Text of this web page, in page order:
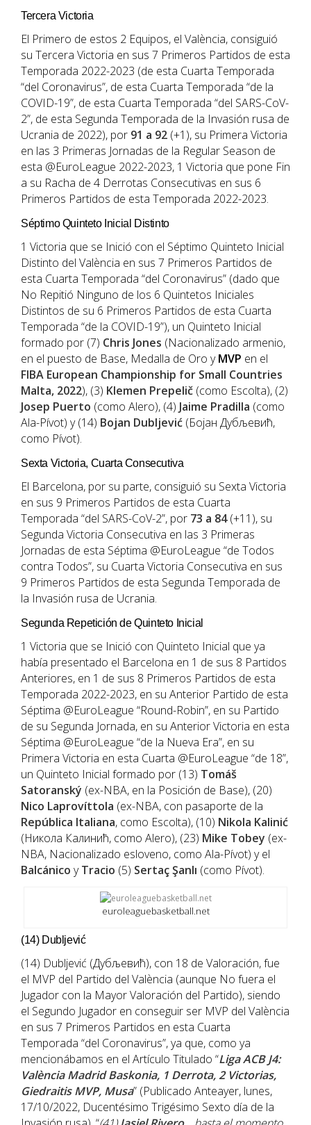
Tercera Victoria
El Primero de estos 2 Equipos, el València, consiguió
su Tercera Victoria en sus 7 Primeros Partidos de esta
Temporada 2022-2023 (de esta Cuarta Temporada
“del Coronavirus”, de esta Cuarta Temporada “de la
COVID-19”, de esta Cuarta Temporada “del SARS-CoV-
2”, de esta Segunda Temporada de la Invasión rusa de
Ucrania de 2022), por 91 a 92 (+1), su Primera Victoria
en las 3 Primeras Jornadas de la Regular Season de
esta @EuroLeague 2022-2023, 1 Victoria que pone Fin
a su Racha de 4 Derrotas Consecutivas en sus 6
Primeros Partidos de esta Temporada 2022-2023.
Séptimo Quinteto Inicial Distinto
1 Victoria que se Inició con el Séptimo Quinteto Inicial
Distinto del València en sus 7 Primeros Partidos de
esta Cuarta Temporada “del Coronavirus” (dado que
No Repitió Ninguno de los 6 Quintetos Iniciales
Distintos de su 6 Primeros Partidos de esta Cuarta
Temporada “de la COVID-19”), un Quinteto Inicial
formado por (7) Chris Jones (Nacionalizado armenio,
en el puesto de Base, Medalla de Oro yMVP en el
FIBA European Championship for Small Countries
Malta, 2022), (3) Klemen Prepelič (como Escolta), (2)
Josep Puerto (como Alero), (4) Jaime Pradilla (como
Ala-Pívot) y (14) Bojan Dubljević (Бојан Дубљевић,
como Pívot).
Sexta Victoria, Cuarta Consecutiva
El Barcelona, por su parte, consiguió su Sexta Victoria
en sus 9 Primeros Partidos de esta Cuarta
Temporada “del SARS-CoV-2”, por 73 a 84(+11), su
Segunda Victoria Consecutiva en las 3 Primeras
Jornadas de esta Séptima @EuroLeague “de Todos
contra Todos”, su Cuarta Victoria Consecutiva en sus
9 Primeros Partidos de esta Segunda Temporada de
la Invasión rusa de Ucrania.
Segunda Repetición de Quinteto Inicial
1 Victoria que se Inició con Quinteto Inicial que ya
había presentado el Barcelona en 1 de sus 8 Partidos
Anteriores, en 1 de sus 8 Primeros Partidos de esta
Temporada 2022-2023, en su Anterior Partido de esta
Séptima @EuroLeague “Round-Robin”, en su Partido
de su Segunda Jornada, en su Anterior Victoria en esta
Séptima @EuroLeague “de la Nueva Era”, en su
Primera Victoria en esta Cuarta @EuroLeague “de 18”,
un Quinteto Inicial formado por (13) Tomáš
Satoranský (ex-NBA, en la Posición de Base), (20)
Nico Laprovíttola (ex-NBA, con pasaporte de la
República Italiana, como Escolta), (10) Nikola Kalinić
(Никола Калинић, como Alero), (23) Mike Tobey (ex-
NBA, Nacionalizado esloveno, como Ala-Pívot) y el
Balcánico yTracio (5) Sertaç Şanlı (como Pívot).
euroleaguebasketball.net
(14) Dubljević
(14) Dubljević (Дубљевић), con 18 de Valoración, fue
el MVP del Partido del València (aunque No fuera el
Jugador con la Mayor Valoración del Partido), siendo
el Segundo Jugador en conseguir ser MVP del València
en sus 7 Primeros Partidos en esta Cuarta
Temporada “del Coronavirus”, ya que, como ya
mencionábamos en el Artículo Titulado “Liga ACB J4:
València Madrid Baskonia, 1 Derrota, 2 Victorias,
Giedraitis MVP, Musa” (Publicado Anteayer, lunes,
17/10/2022, Ducentésimo Trigésimo Sexto día de la